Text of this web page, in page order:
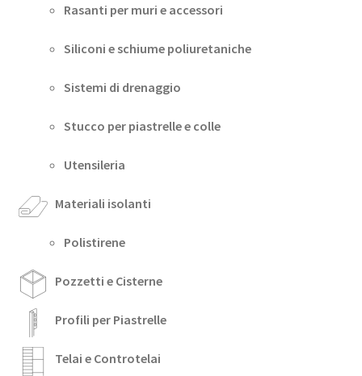
Rasanti per muri e accessori
Siliconi e schiume poliuretaniche
Sistemi di drenaggio
Stucco per piastrelle e colle
Utensileria
Materiali isolanti
Polistirene
Pozzetti e Cisterne
Profili per Piastrelle
Telai e Controtelai